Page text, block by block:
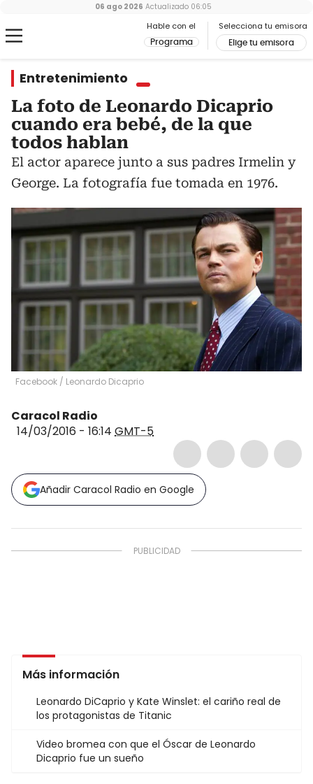
Hable con el
Programa
Selecciona tu emisora
Elige tu emisora
06 ago 2026 Actualizado 06:05
Entretenimiento
La foto de Leonardo Dicaprio
cuando era bebé, de la que
todos hablan
El actor aparece junto a sus padres Irmelin y
George. La fotografía fue tomada en 1976.
Facebook / Leonardo Dicaprio
Caracol Radio
14/03/2016 - 16:14 GMT-5
Añadir Caracol Radio en Google
Más información
Leonardo DiCaprio y Kate Winslet: el cariño real de
los protagonistas de Titanic
Video bromea con que el Óscar de Leonardo
Dicaprio fue un sueño